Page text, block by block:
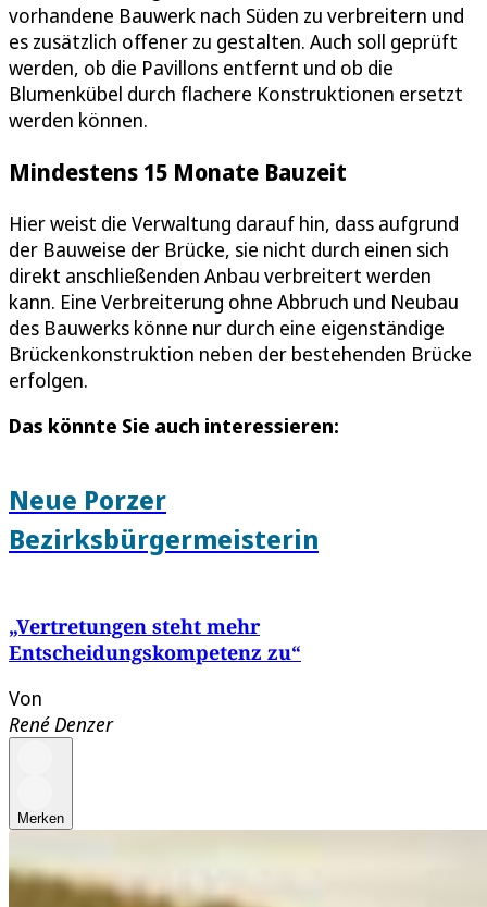
vorhandene Bauwerk nach Süden zu verbreitern und
es zusätzlich offener zu gestalten. Auch soll geprüft
werden, ob die Pavillons entfernt und ob die
Blumenkübel durch flachere Konstruktionen ersetzt
werden können.
Mindestens 15 Monate Bauzeit
Hier weist die Verwaltung darauf hin, dass aufgrund
der Bauweise der Brücke, sie nicht durch einen sich
direkt anschließenden Anbau verbreitert werden
kann. Eine Verbreiterung ohne Abbruch und Neubau
des Bauwerks könne nur durch eine eigenständige
Brückenkonstruktion neben der bestehenden Brücke
erfolgen.
Das könnte Sie auch interessieren:
Neue Porzer
Bezirksbürgermeisterin
„Vertretungen steht mehr
Entscheidungskompetenz zu“
Von
René Denzer
Merken